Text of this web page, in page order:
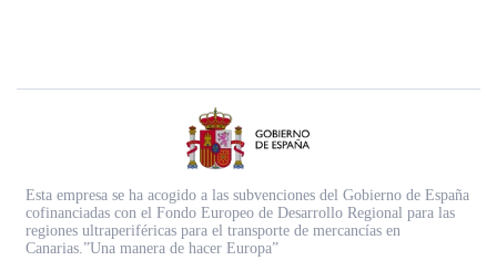
Esta empresa se ha acogido a las subvenciones del Gobierno de España
cofinanciadas con el Fondo Europeo de Desarrollo Regional para las
regiones ultraperiféricas para el transporte de mercancías en
Canarias.”Una manera de hacer Europa”